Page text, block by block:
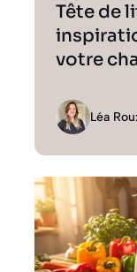
Tête de
votre
Léa